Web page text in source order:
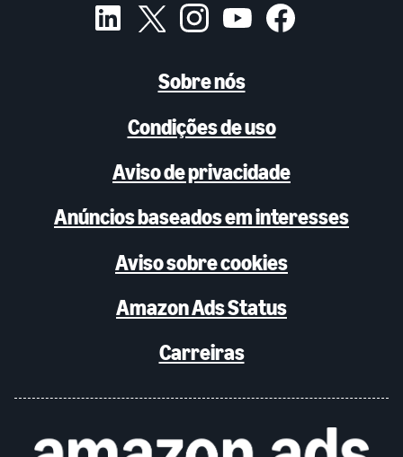
Sobre nós
Condições de uso
Aviso de privacidade
Anúncios baseados em interesses
Aviso sobre cookies
Amazon Ads Status
Carreiras